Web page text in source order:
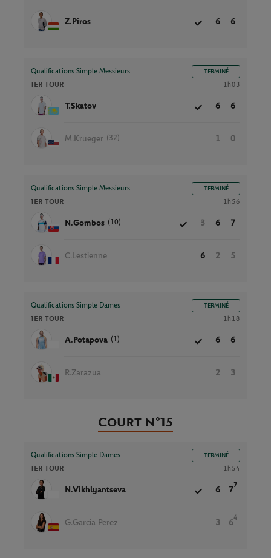
Z.Piros 6 6
Qualifications Simple Messieurs TERMINÉ
1ER TOUR 1h03
T.Skatov 6 6
M.Krueger (32) 1 0
Qualifications Simple Messieurs TERMINÉ
1ER TOUR 1h56
N.Gombos (10) 3 6 7
C.Lestienne 6 2 5
Qualifications Simple Dames TERMINÉ
1ER TOUR 1h18
A.Potapova (1) 6 6
R.Zarazua 2 3
Court N°15
Qualifications Simple Dames TERMINÉ
1ER TOUR 1h54
N.Vikhlyantseva 6 7
7
G.Garcia Perez 3 6
4